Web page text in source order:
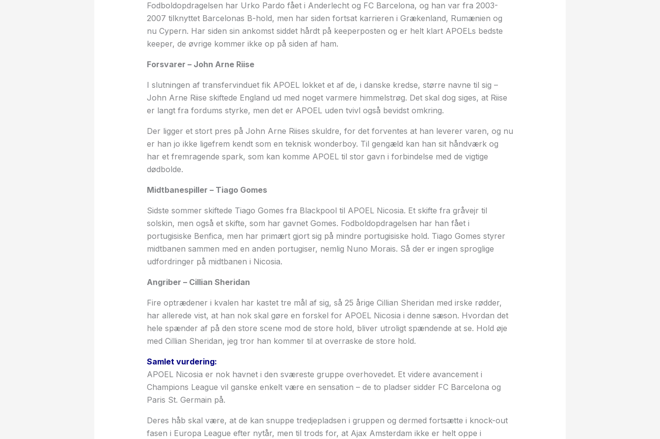
Fodboldopdragelsen har Urko Pardo fået i Anderlecht og FC Barcelona, og han var fra 2003-
2007 tilknyttet Barcelonas B-hold, men har siden fortsat karrieren i Grækenland, Rumænien og
nu Cypern. Har siden sin ankomst siddet hårdt på keeperposten og er helt klart APOELs bedste
keeper, de øvrige kommer ikke op på siden af ham.
Forsvarer – John Arne Riise
I slutningen af transfervinduet fik APOEL lokket et af de, i danske kredse, større navne til sig –
John Arne Riise skiftede England ud med noget varmere himmelstrøg. Det skal dog siges, at Riise
er langt fra fordums styrke, men det er APOEL uden tvivl også bevidst omkring.
Der ligger et stort pres på John Arne Riises skuldre, for det forventes at han leverer varen, og nu
er han jo ikke ligefrem kendt som en teknisk wonderboy. Til gengæld kan han sit håndværk og
har et fremragende spark, som kan komme APOEL til stor gavn i forbindelse med de vigtige
dødbolde.
Midtbanespiller – Tiago Gomes
Sidste sommer skiftede Tiago Gomes fra Blackpool til APOEL Nicosia. Et skifte fra gråvejr til
solskin, men også et skifte, som har gavnet Gomes. Fodboldopdragelsen har han fået i
portugisiske Benfica, men har primært gjort sig på mindre portugisiske hold. Tiago Gomes styrer
midtbanen sammen med en anden portugiser, nemlig Nuno Morais. Så der er ingen sproglige
udfordringer på midtbanen i Nicosia.
Angriber – Cillian Sheridan
Fire optrædener i kvalen har kastet tre mål af sig, så 25 årige Cillian Sheridan med irske rødder,
har allerede vist, at han nok skal gøre en forskel for APOEL Nicosia i denne sæson. Hvordan det
hele spænder af på den store scene mod de store hold, bliver utroligt spændende at se. Hold øje
med Cillian Sheridan, jeg tror han kommer til at overraske de store hold.
Samlet vurdering:
APOEL Nicosia er nok havnet i den sværeste gruppe overhovedet. Et videre avancement i
Champions League vil ganske enkelt være en sensation – de to pladser sidder FC Barcelona og
Paris St. Germain på.
Deres håb skal være, at de kan snuppe tredjepladsen i gruppen og dermed fortsætte i knock-out
fasen i Europa League efter nytår, men til trods for, at Ajax Amsterdam ikke er helt oppe i